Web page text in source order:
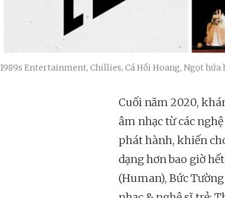
1989s Entertainment, Chillies, Cá Hồi Hoang, Ngọt
Cuối năm 2020,
âm nhạc từ các
phát hành, khiến
dạng hơn bao giờ
(Human), Bức